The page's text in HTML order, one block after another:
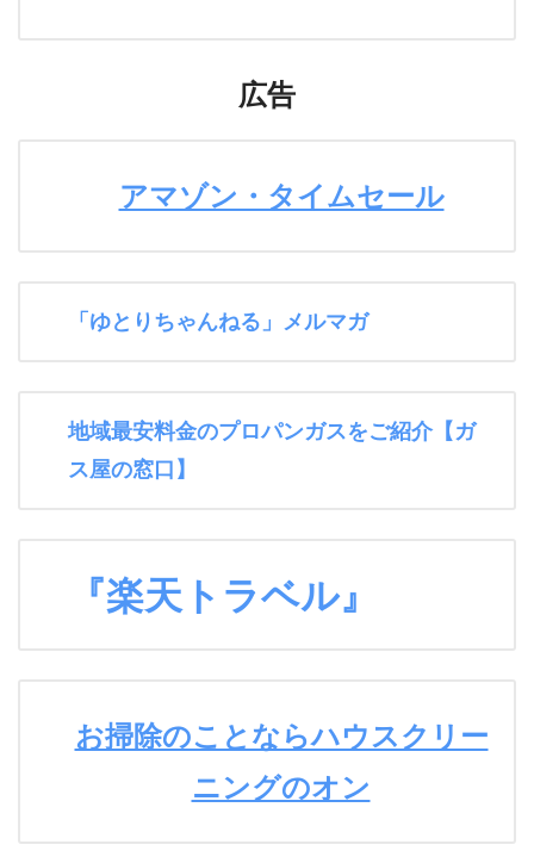
広告
アマゾン・タイムセール
「ゆとりちゃんねる」メルマガ
地域最安料金のプロパンガスをご紹介【ガ
ス屋の窓口】
『楽天トラベル』
お掃除のことならハウスクリー
ニングのオン